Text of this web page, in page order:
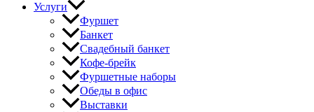
Услуги
Фуршет
Банкет
Свадебный банкет
Кофе-брейк
Фуршетные наборы
Обеды в офис
Выставки